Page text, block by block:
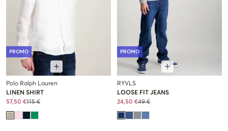
PROMO
Polo Ralph Lauren
LINEN SHIRT
57,50 €115 €
PROMO
RYVLS
LOOSE FIT JEANS
24,50 €49 €